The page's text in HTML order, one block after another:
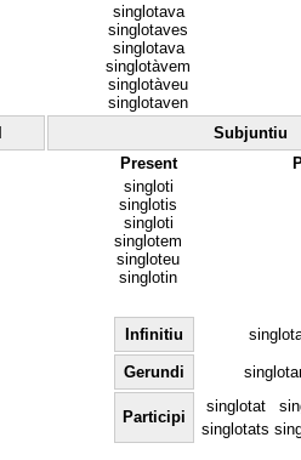
singlotava
singlotaves
singlotava
singlotàvem
singlotàveu
singlotaven
Subjuntiu
Present
singloti
singlotis
singloti
singlotem
singloteu
singlotin
Infinitiu
Gerundi
Participi
singlotat
singlotats